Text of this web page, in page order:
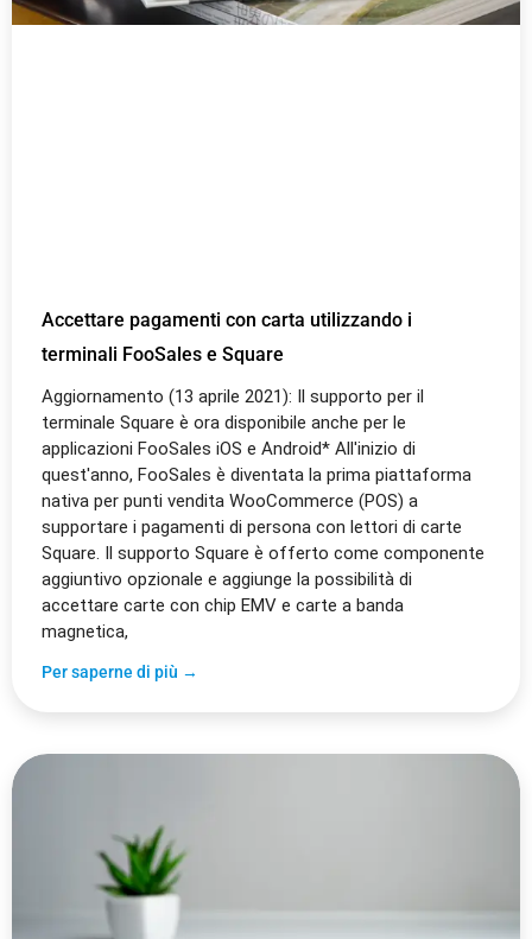
Accettare pagamenti con carta utilizzando i
terminali FooSales e Square
Aggiornamento (13 aprile 2021): Il supporto per il
terminale Square è ora disponibile anche per le
applicazioni FooSales iOS e Android* All'inizio di
quest'anno, FooSales è diventata la prima piattaforma
nativa per punti vendita WooCommerce (POS) a
supportare i pagamenti di persona con lettori di carte
Square. Il supporto Square è offerto come componente
aggiuntivo opzionale e aggiunge la possibilità di
accettare carte con chip EMV e carte a banda
magnetica,
Per saperne di più →